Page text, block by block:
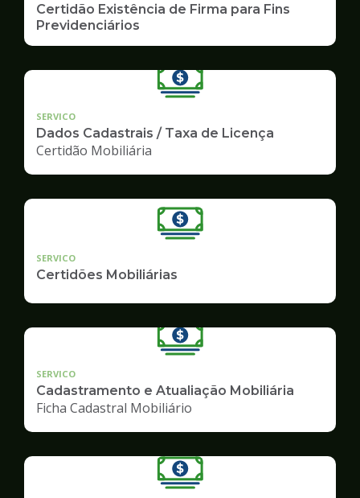
Certidão Existência de Firma para Fins
Previdenciários
SERVICO
Dados Cadastrais / Taxa de Licença
Certidão Mobiliária
SERVICO
Certidões Mobiliárias
SERVICO
Cadastramento e Atualiação Mobiliária
Ficha Cadastral Mobiliário